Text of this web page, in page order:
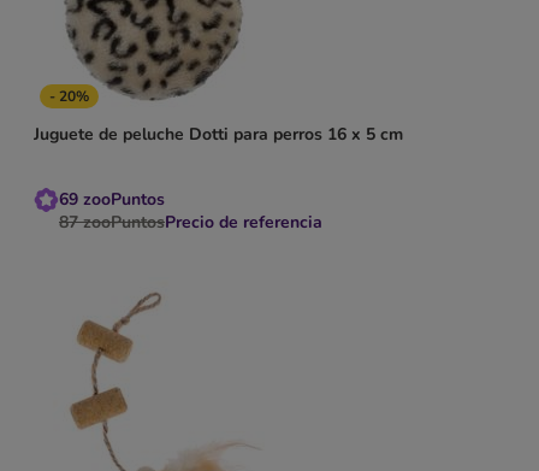
- 20%
Juguete de peluche Dotti para perros 16 x 5 cm
69 zooPuntos
87 zooPuntosPrecio de referencia